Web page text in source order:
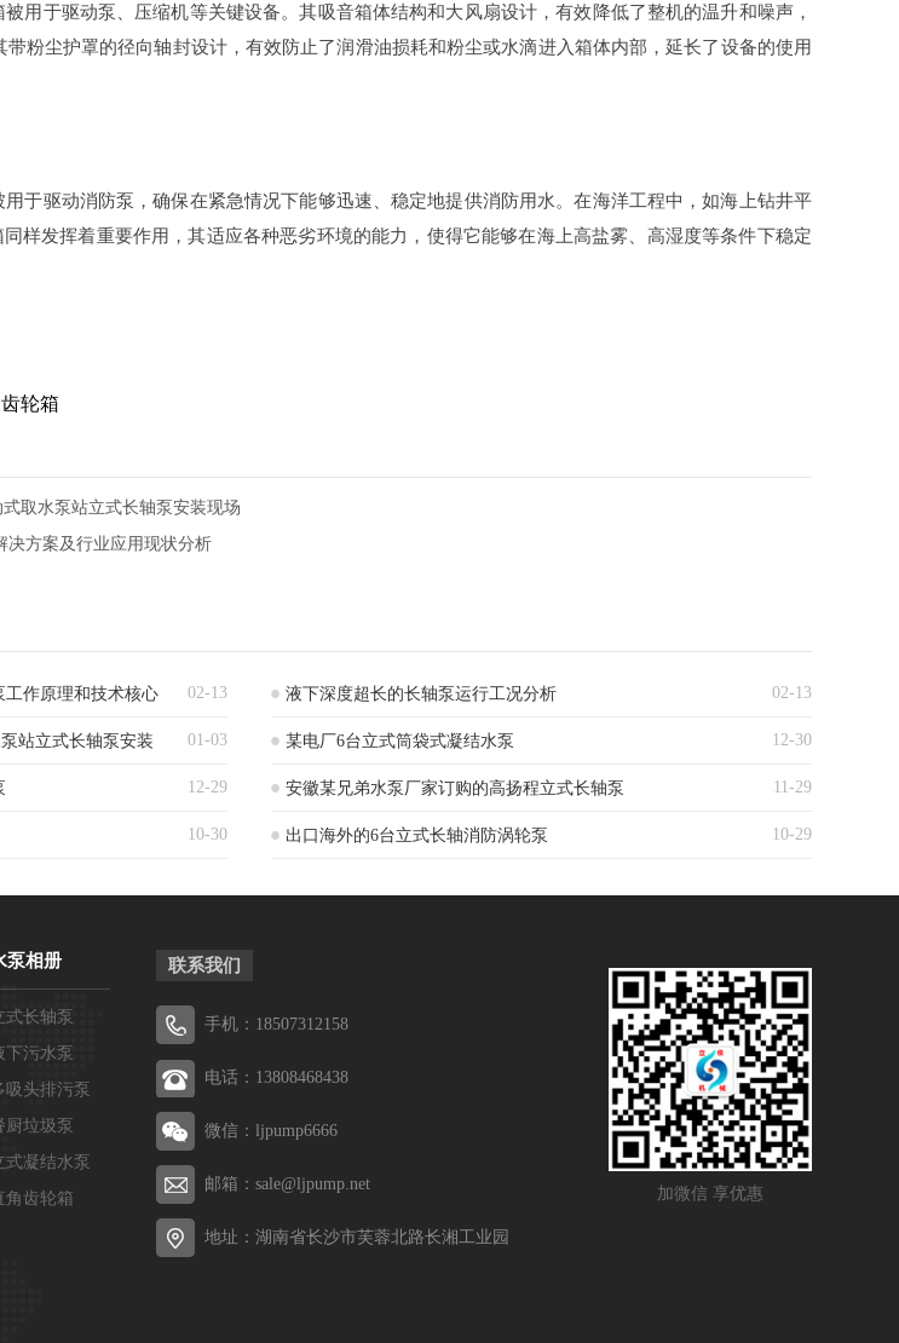
用于驱动泵、压缩机等关键设备。其吸音箱体结构和大风扇设计，有效降低了整机的温升和噪声，
粉尘护罩的径向轴封设计，有效防止了润滑油损耗和粉尘或水滴进入箱体内部，延长了设备的使用
于驱动消防泵，确保在紧急情况下能够迅速、稳定地提供消防用水。在海洋工程中，如海上钻井平
样发挥着重要作用，其适应各种恶劣环境的能力，使得它能够在海上高盐雾、高湿度等条件下稳定
轮箱
取水泵站立式长轴泵安装现场
决方案及行业应用现状分析
02-13
作原理和技术核心 02-13
液下深度超长的长轴泵运行工况分析
01-03
站立式长轴泵安装 12-30
某电厂6台立式筒袋式凝结水泵
12-29 11-29
安徽某兄弟水泵厂家订购的高扬程立式长轴泵
10-30 10-29
出口海外的6台立式长轴消防涡轮泵
泵相册
式长轴泵
下污水泵
吸头排污泵
厨垃圾泵
式凝结水泵
角齿轮箱
加微信 享优惠
联系我们
手机：18507312158
电话：13808468438
微信：ljpump6666
邮箱：sale@ljpump.net
地址：湖南省长沙市芙蓉北路长湘工业园